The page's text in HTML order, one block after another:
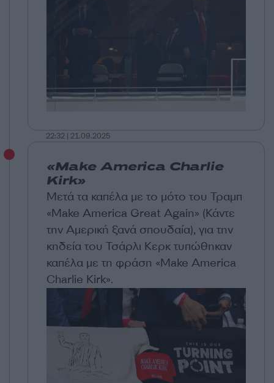
22:32 | 21.09.2025
«Make America Charlie
Kirk»
Μετά τα καπέλα με το μότο του Τραμπ
«Make America Great Again» (Κάντε
την Αμερική ξανά σπουδαία), για την
κηδεία του Τσάρλι Κερκ τυπώθηκαν
καπέλα με τη φράση «Make America
Charlie Kirk».